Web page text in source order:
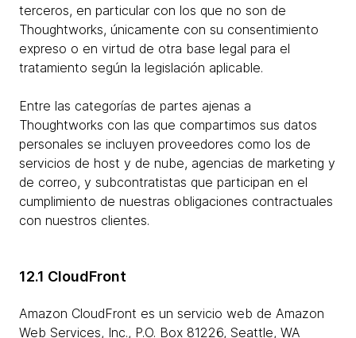
terceros, en particular con los que no son de
Thoughtworks, únicamente con su consentimiento
expreso o en virtud de otra base legal para el
tratamiento según la legislación aplicable.
Entre las categorías de partes ajenas a
Thoughtworks con las que compartimos sus datos
personales se incluyen proveedores como los de
servicios de host y de nube, agencias de marketing y
de correo, y subcontratistas que participan en el
cumplimiento de nuestras obligaciones contractuales
con nuestros clientes.
12.1 CloudFront
Amazon CloudFront es un servicio web de Amazon
Web Services, Inc., P.O. Box 81226, Seattle, WA